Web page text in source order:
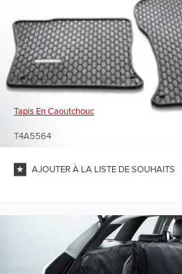
Tapis En Caoutchouc
T4A5564
AJOUTER À LA LISTE DE SOUHAITS